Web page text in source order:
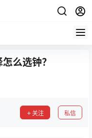
么选钟？
关注 私信